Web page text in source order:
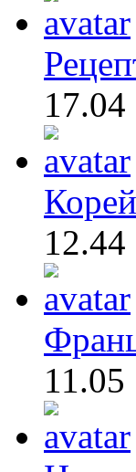
17.04
12.44
11.05